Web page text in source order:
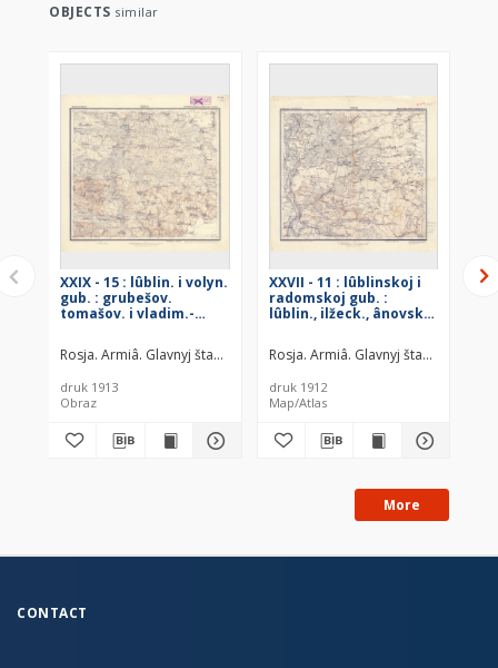
OBJECTS similar
XXIX - 15 : lûblin. i volyn.
gub. : grubešov.
tomašov. i vladim.-
Rosja. Armiâ. Glavnyj štab. Voenno-topografičeskij otdel Rosja.
druk 1913
Obraz
XXVII - 11 : lûblinskoj i
radomskoj gub. :
lûblin., ilžeck., ânovsk. i
Rosja. Armiâ. Glavnyj štab.
druk 1912
Map/Atlas
More
CONTACT